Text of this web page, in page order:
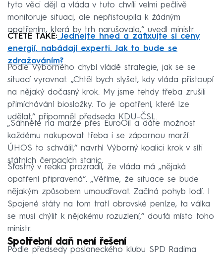
tyto věci dějí a vláda v tuto chvíli velmi pečlivě
monitoruje situaci, ale nepřistoupila k žádným
opatřením, která by trh narušovala,“ uvedl ministr.
ČTĚTE TAKÉ: Jednejte hned a zafixujte si ceny
energií, nabádají experti. Jak to bude se
zdražováním?
Podle Výborného chybí vládě strategie, jak se se
situací vyrovnat. „Chtěl bych slyšet, kdy vláda přistoupí
na nějaký dočasný krok. My jsme tehdy třeba zrušili
přimíchávání biosložky. To je opatření, které lze
udělat,“ připomněl předseda KDU-ČSL.
„Sáhněte na marže přes EuroOil a dáte možnost
každému nakupovat třeba i se zápornou marží.
ÚHOS to schválil,“ navrhl Výborný koalici krok v síti
státních čerpacích stanic.
Šťastný v reakci prozradil, že vláda má „nějaká
opatření připravená“. „Věříme, že situace se bude
nějakým způsobem umoudřovat. Začíná pohyb lodí. I
Spojené státy na tom tratí obrovské peníze, ta válka
se musí chýlit k nějakému rozuzlení,“ doufá místo toho
ministr.
Spotřební daň není řešení
Podle předsedy poslaneckého klubu SPD Radima